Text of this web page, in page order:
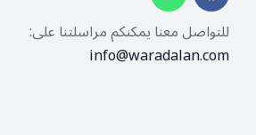
للتواصل معنا يمكنكم مراسلتنا على:
info@waradalan.com